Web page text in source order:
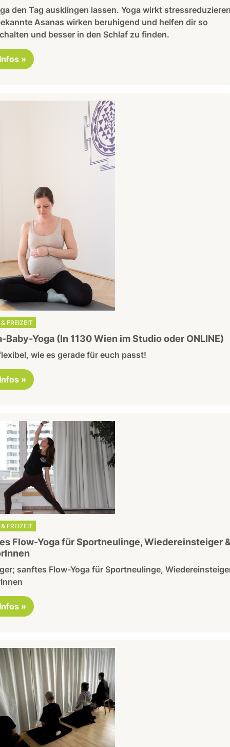
den Tag ausklingen lassen. Yoga wirkt
Asanas wirken beruhigend und helfen dir so
und besser in den Schlaf zu finden.
»
FREIZEIT
Baby-Yoga (In 1130 Wien im Studio oder ONLINE)
wie es gerade für euch passt!
»
FREIZEIT
Flow-Yoga für Sportneulinge, Wiedereinsteiger
sanftes Flow-Yoga für Sportneulinge,
»